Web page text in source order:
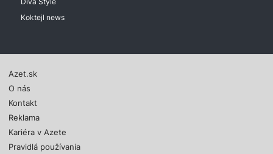
Koktejl news
Azet.sk
O nás
Kontakt
Reklama
Kariéra v Azete
Pravidlá používania